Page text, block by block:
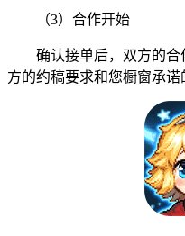
（3）合作开始
确认接单后，双方的合
方的约稿要求和您橱窗承诺